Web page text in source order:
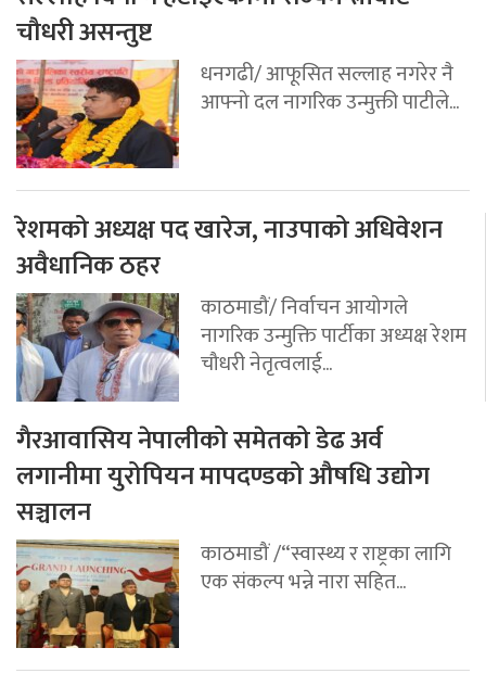
चौधरी असन्तुष्ट
धनगढी/ आफूसित सल्लाह नगरेर नै
आफ्नो दल नागरिक उन्मुक्ती पाटीले...
रेशमको अध्यक्ष पद खारेज, नाउपाको अधिवेशन
अवैधानिक ठहर
काठमाडौं/ निर्वाचन आयोगले
नागरिक उन्मुक्ति पार्टीका अध्यक्ष रेशम
चौधरी नेतृत्वलाई...
गैरआवासिय नेपालीको समेतको डेढ अर्व
लगानीमा युरोपियन मापदण्डको औषधि उद्योग
सञ्चालन
काठमाडौं /“स्वास्थ्य र राष्ट्रका लागि
एक संकल्प भन्ने नारा सहित...